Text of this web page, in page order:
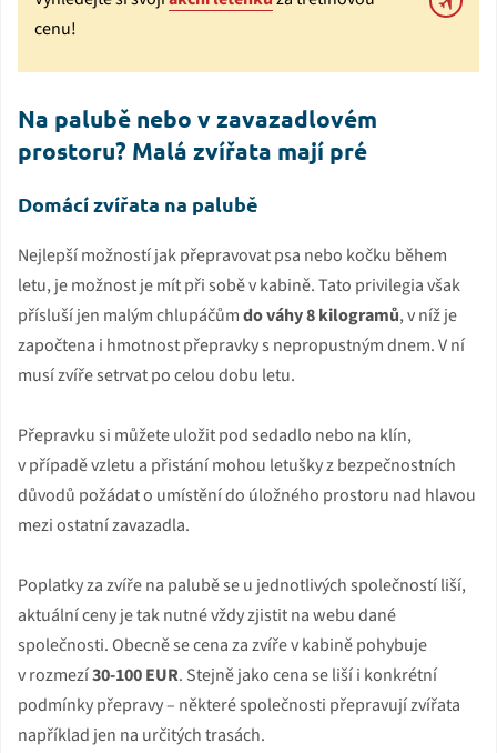
cenu!
Na palubě nebo v zavazadlovém
prostoru? Malá zvířata mají pré
Domácí zvířata na palubě
Nejlepší možností jak přepravovat psa nebo kočku během
letu, je možnost je mít při sobě v kabině. Tato privilegia však
přísluší jen malým chlupáčůmdo váhy 8 kilogramů, v níž je
započtena i hmotnost přepravky s nepropustným dnem. V ní
musí zvíře setrvat po celou dobu letu.
Přepravku si můžete uložit pod sedadlo nebo na klín,
v případě vzletu a přistání mohou letušky z bezpečnostních
důvodů požádat o umístění do úložného prostoru nad hlavou
mezi ostatní zavazadla.
Poplatky za zvíře na palubě se u jednotlivých společností liší,
aktuální ceny je tak nutné vždy zjistit na webu dané
společnosti. Obecně se cena za zvíře v kabině pohybuje
v rozmezí30-100 EUR. Stejně jako cena se liší i konkrétní
podmínky přepravy – některé společnosti přepravují zvířata
například jen na určitých trasách.